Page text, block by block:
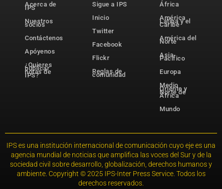
Acerca de
IPS
Nuestros
socios
Contáctenos
Apóyenos
¿Quieres
publicar
notas de
IPS?
Sigue a IPS
Inicio
Twitter
Facebook
Flickr
Reglas de
comunidad
África
América
Latina y el
Caribe
América del
Norte
Asia-
Pacífico
Europa
Medio
Oriente y
Norte de
África
Mundo
IPS es una institución internacional de comunicación cuyo eje es una
agencia mundial de noticias que amplifica las voces del Sur y de la
sociedad civil sobre desarrollo, globalización, derechos humanos y
ambiente. Copyright © 2025 IPS-Inter Press Service. Todos los
derechos reservados.